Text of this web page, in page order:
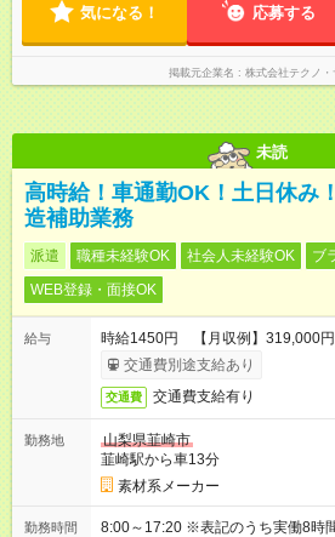
気になる！ 応募する
掲載元企業名 株式会社テクノ・
未読
高時給！車通勤OK！土日休み
造補助業務
派遣 職種未経験OK 社会人未経験OK
ブ
WEB登録・面接OK
給与
時給1450円 【月収例】319,000
交通費別途支給あり
交通費 交通費支給有り
勤務地
山梨県韮崎市
韮崎駅から車13分
素材系メーカー
勤務時間 8:00～17:20 ※表記のうち実働8